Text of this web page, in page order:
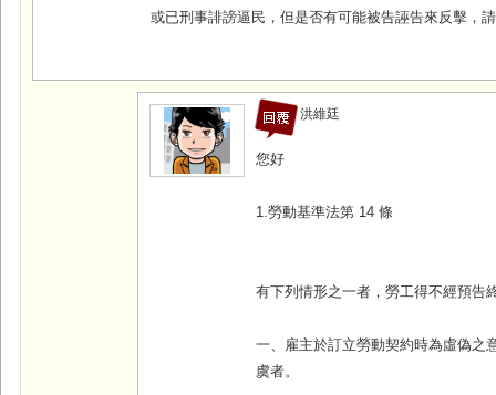
或已刑事誹謗逼民，但是否有可能被告誣告來反擊，
洪維廷
您好
1.勞動基準法第 14 條
有下列情形之一者，勞工得不經預告
一、雇主於訂立勞動契約時為虛偽之
虞者。